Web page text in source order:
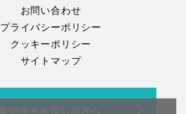
お問い合わせ
プライバシーポリシー
クッキーポリシー
サイトマップ